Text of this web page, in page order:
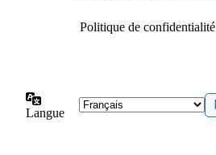
Politique de confidentialité
Langue